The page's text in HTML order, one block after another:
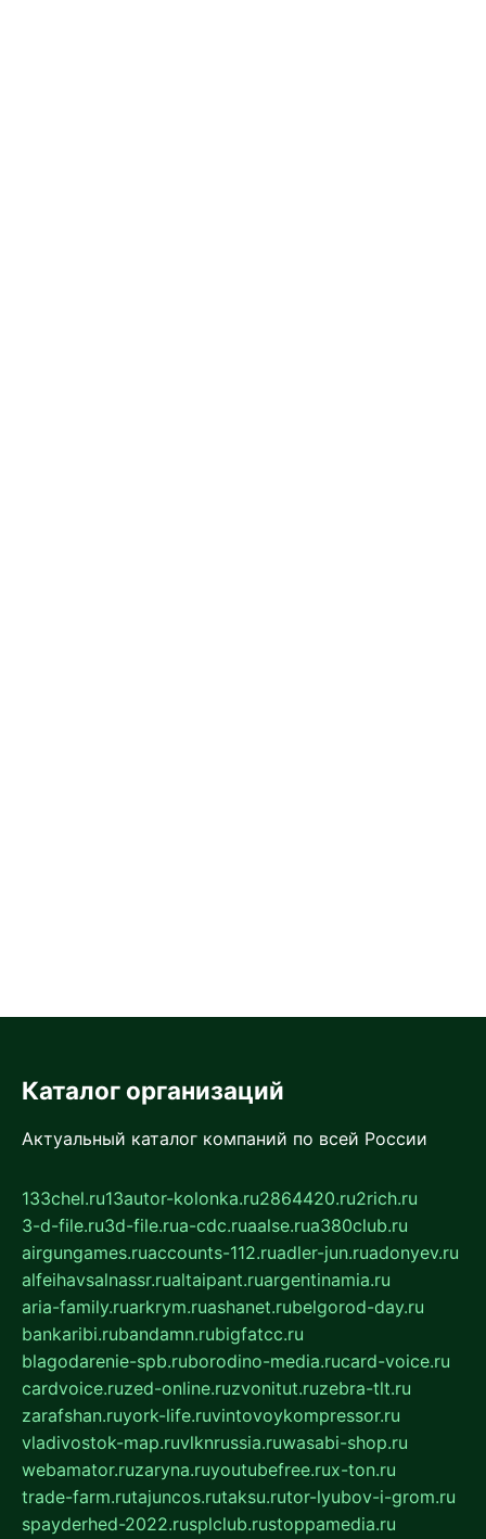
Каталог организаций
Актуальный каталог компаний по всей России
133chel.ru13autor-kolonka.ru2864420.ru2rich.ru
3-d-file.ru3d-file.rua-cdc.ruaalse.rua380club.ru
airgungames.ruaccounts-112.ruadler-jun.ruadonyev.ru
alfeihavsalnassr.rualtaipant.ruargentinamia.ru
aria-family.ruarkrym.ruashanet.rubelgorod-day.ru
bankaribi.rubandamn.rubigfatcc.ru
blagodarenie-spb.ruborodino-media.rucard-voice.ru
cardvoice.ruzed-online.ruzvonitut.ruzebra-tlt.ru
zarafshan.ruyork-life.ruvintovoykompressor.ru
vladivostok-map.ruvlknrussia.ruwasabi-shop.ru
webamator.ruzaryna.ruyoutubefree.rux-ton.ru
trade-farm.rutajuncos.rutaksu.rutor-lyubov-i-grom.ru
spayderhed-2022.rusplclub.rustoppamedia.ru